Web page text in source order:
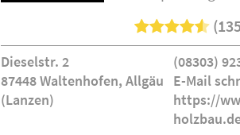
Dieselstr. 2
87448 Waltenhofen, Allgäu
(Lanzen)
(08303)
E-Mail
https://